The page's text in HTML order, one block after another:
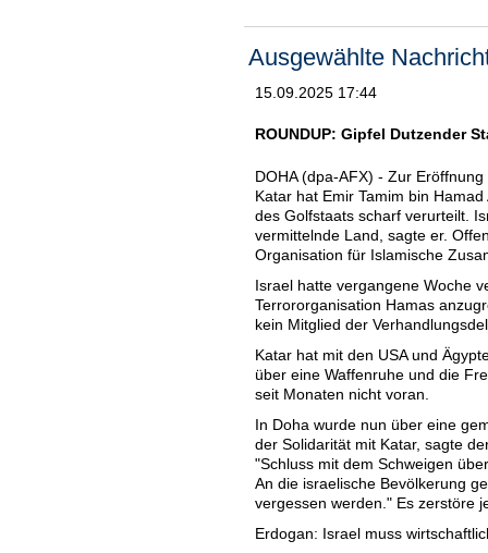
Ausgewählte
15.09.2025 17:44
ROUNDUP: Gipfel Dutzender
DOHA (dpa-AFX) - Zur
Katar hat Emir Tamim bin
des Golfstaats scharf verurteilt.
vermittelnde Land, sagte er.
Organisation für Islamische
Israel hatte vergangene Woche
Terrororganisation Hamas
kein Mitglied der
Katar hat mit den USA und
über eine Waffenruhe und die
seit Monaten nicht voran.
In Doha wurde nun über eine
der Solidarität mit Katar, sagte
"Schluss mit dem Schweigen
An die israelische Bevölkerung
vergessen werden." Es zerstöre
Erdogan: Israel muss